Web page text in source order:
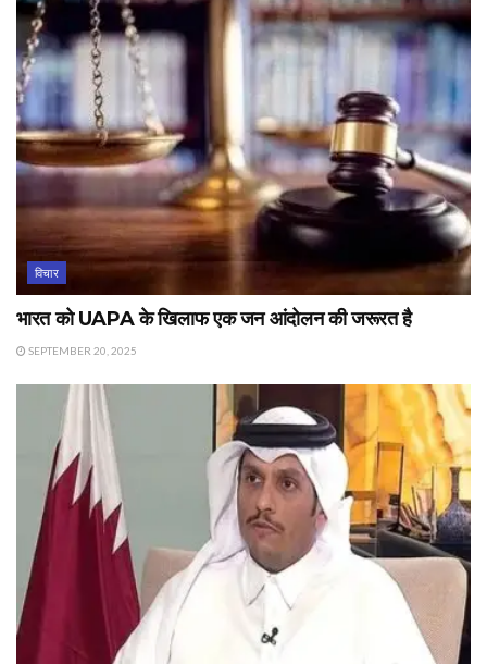
विचार
भारत को UAPA के खिलाफ एक जन आंदोलन की जरूरत है
SEPTEMBER 20, 2025